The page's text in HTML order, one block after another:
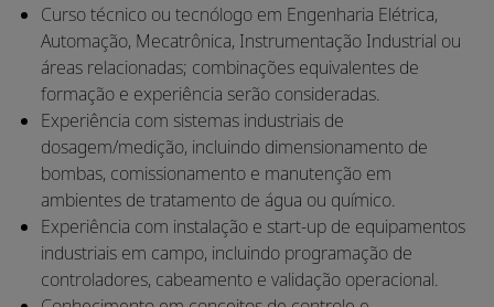
Curso técnico ou tecnólogo em Engenharia Elétrica,
Automação, Mecatrônica, Instrumentação Industrial ou
áreas relacionadas; combinações equivalentes de
formação e experiência serão consideradas.
Experiência com sistemas industriais de
dosagem/medição, incluindo dimensionamento de
bombas, comissionamento e manutenção em
ambientes de tratamento de água ou químico.
Experiência com instalação e start-up de equipamentos
industriais em campo, incluindo programação de
controladores, cabeamento e validação operacional.